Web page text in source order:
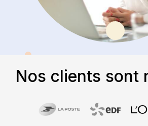
Nos clients sont